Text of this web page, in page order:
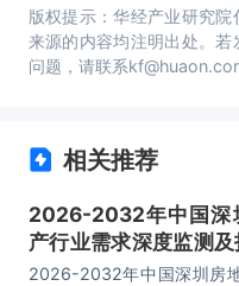
版权提示：华经产业研究
来源的内容均注明出处。
问题，请联系
相关推荐
2026-2032年中国深
产行业需求深度监测及
划建议报告
2026-2032年中国深圳房